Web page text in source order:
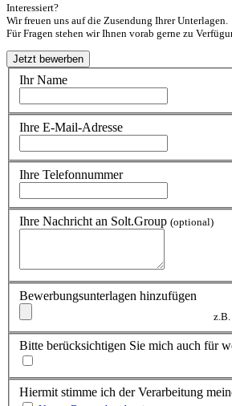
Interessiert?
Wir freuen uns auf die Zusendung Ihrer Unterlagen.
Für Fragen stehen wir Ihnen vorab gerne zu
Ihr Name
Ihre E-Mail-Adresse
Ihre Telefonnummer
Ihre Nachricht an Solt.Group (optional)
Bewerbungsunterlagen hinzufügen
Bitte berücksichtigen Sie mich auch für
Hiermit stimme ich der Verarbeitung